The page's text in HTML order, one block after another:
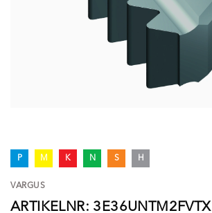
P M K N S H
VARGUS
ARTIKELNR: 3E36UNTM2FVTX